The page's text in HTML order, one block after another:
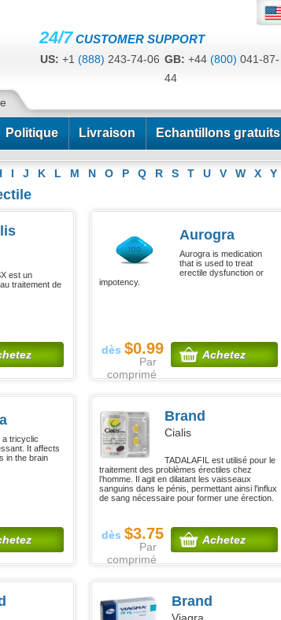
24/7 CUSTOMER SUPPORT
US: +1 (888) 243-74-06 GB: +44 (800) 041-87-
44
Politique Livraison Echantillons gratuits
I J K L M N O P Q R S T U V W X Y
est un
traitement de
Aurogra
Aurogra is medication
that is used to treat
erectile dysfunction or
impotency.
dès $0.99
Par
comprimé
Achetez
a tricyclic
It affects
in the brain
Brand
Cialis
TADALAFIL est utilisé pour le
traitement des problèmes érectiles chez
l’homme. Il agit en dilatant les vaisseaux
sanguins dans le pénis, permettant ainsi l'influx
de sang nécessaire pour former une érection.
dès $3.75
Par
comprimé
Achetez
Brand